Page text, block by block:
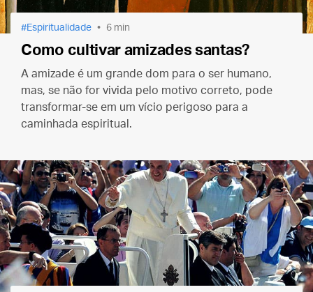
Espiritualidade 6 min
Como cultivar amizades santas?
A amizade é um grande dom para o ser humano,
mas, se não for vivida pelo motivo correto, pode
transformar-se em um vício perigoso para a
caminhada espiritual.